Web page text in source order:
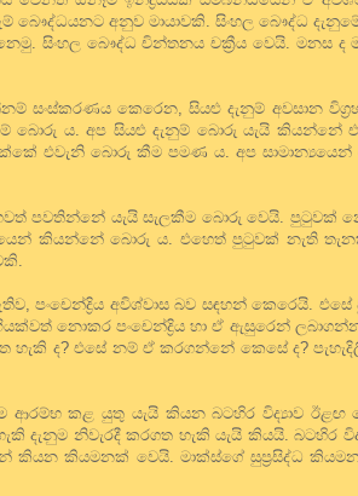
අනුව මායාවකි. සිංහල බෞද්ධ
සිංහල බෞද්ධ චින්තනය චක්‍රීය වෙයි. මනස ද
කෙරෙන, සියළු දැනුම් අවසාන
බොරු ය. අප සියළු දැනුම් බොරු යැයි කියන්නේ
එවැනි බොරු කීම පමණ ය. අප සාමාන්‍යයෙන්
පවතින්නේ යැයි සැලකීම බොරු වෙයි.
කියන්නේ බොරු ය. එහෙත් පුටුවක් නැති
පංචෙන්ද්‍රිය අවිශ්වාස බව සඳහන් කෙරෙයි. එසේ
නොකර පංචෙන්ද්‍රිය හා ඒ ඇසුරෙන් ලබාගන්නා
හැකි ද? එසේ නම් ඒ කරගන්නේ කෙසේ ද?
ආරම්භ කළ යුතු යැයි කියන බටහිර විද්‍යාව ඊළඟ
දැනුම නිවැරදී කරගත හැකි යැයි කියයි. බටහිර
කියන කියමනක් වෙයි. මාක්ස්ගේ සුප්‍රසිද්ධ